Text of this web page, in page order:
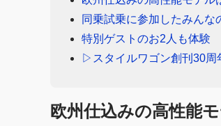
同乗試乗に参加したみんな
特別ゲストのお2人も体験
▷スタイルワゴン創刊30周
欧州仕込みの高性能